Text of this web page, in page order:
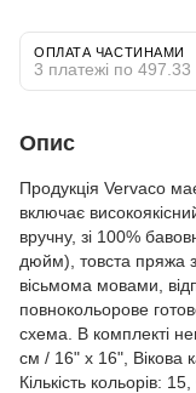
ОПЛАТА ЧАСТИНАМИ
3 платежі по 497.33
Опис
Продукція Vervaco
включає
вручну, зі 100%
дюйм), товста пряжа зі
вісьмома мовами,
повнокольорове
схема. В комплекті
см / 16" x 16", Вікова
Кількість кольорів: